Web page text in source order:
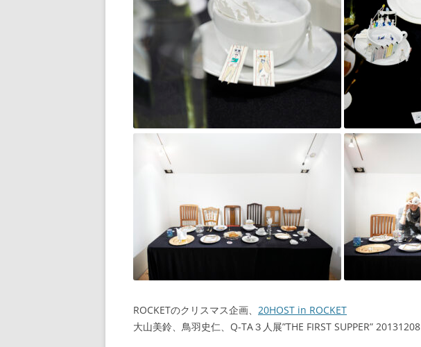
ROCKETのクリスマス企画、 20HOST in ROCKET
大山美鈴、鳥羽史仁、Q-TA３人展”THE FIRST SUPPER” 20131208